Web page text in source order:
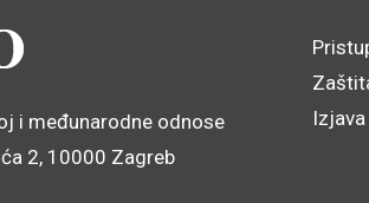
i međunarodne odnose
2, 10000 Zagreb